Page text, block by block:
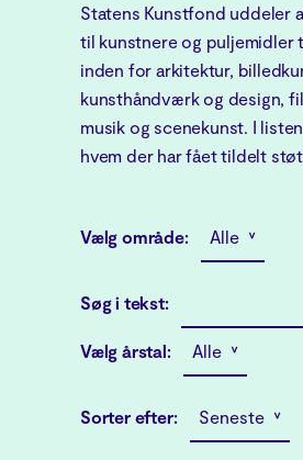
Statens Kunstfond uddeler
til kunstnere og puljemidler
inden for arkitektur,
kunsthåndværk og design,
musik og scenekunst. I
hvem der har fået tildelt
Vælg område: Alle ˅
Søg i tekst:
Vælg årstal: Alle ˅
Sorter efter: Seneste ˅